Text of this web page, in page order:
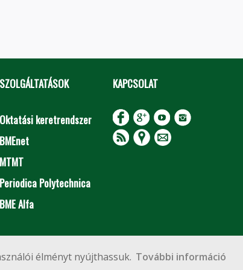
élményt nyújthassuk. További információ
SZOLGÁLTATÁSOK
Oktatási keretrendszer
BMEnet
MTMT
Periodica Polytechnica
BME Alfa
KAPCSOLAT
Impresszum
Copyright © 2020 BME Építőmérnöki Kar
Műegyetem rkp. 3.
+36 1 463 3531